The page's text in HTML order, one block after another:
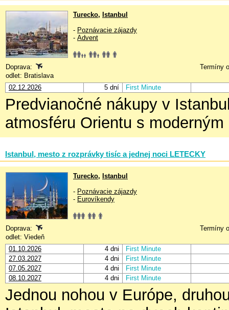
Turecko, Istanbul
- Poznávacie zájazdy
- Advent
Doprava:
Termíny
odlet: Bratislava
02.12.2026
5 dní First Minute
Predvianočné nákupy v
atmosféru Orientu s
Istanbul, mesto z rozprávky tisíc a jednej noci LETECKY
Turecko, Istanbul
- Poznávacie zájazdy
- Eurovíkendy
Doprava:
Termíny
odlet: Viedeň
01.10.2026
4 dni
First Minute
27.03.2027
4 dni
First Minute
07.05.2027
4 dni
First Minute
08.10.2027
4 dni First Minute
Jednou nohou v Európe,